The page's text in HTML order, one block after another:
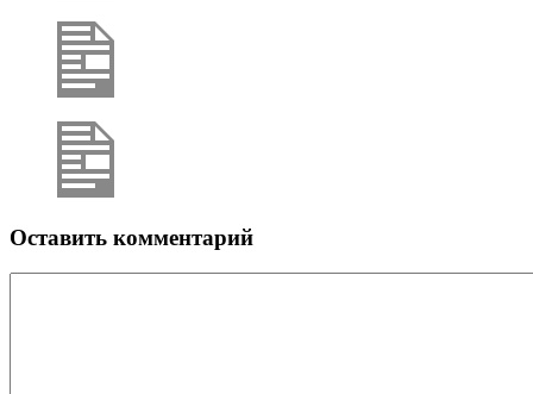
Оставить комментарий